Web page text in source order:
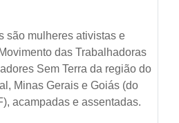
são mulheres ativistas e
das Trabalhadoras
Sem Terra da região do
Minas Gerais e Goiás (do
acampadas e assentadas.